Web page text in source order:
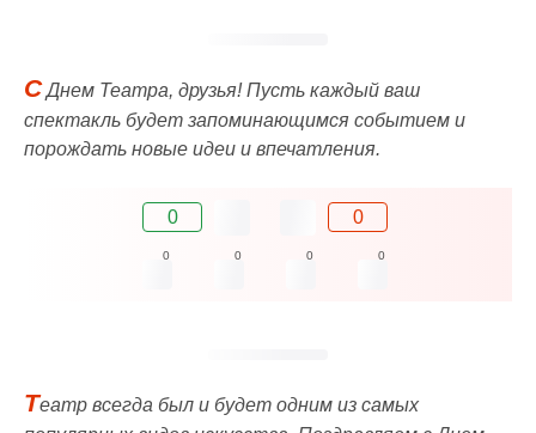
СДнем Театра, друзья! Пусть каждый ваш
спектакль будет запоминающимся событием и
порождать новые идеи и впечатления.
0 0
0 0 0 0
Театр всегда был и будет одним из самых